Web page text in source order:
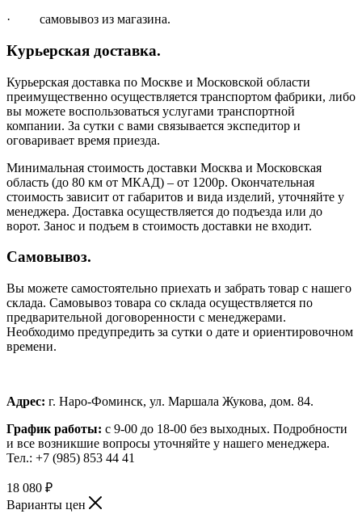
· самовывоз из магазина.
Курьерская доставка.
Курьерская доставка по Москве и Московской области
преимущественно осуществляется транспортом фабрики, либо
вы можете воспользоваться услугами транспортной
компании. За сутки с вами связывается экспедитор и
оговаривает время приезда.
Минимальная стоимость доставки Москва и Московская
область (до 80 км от МКАД) – от 1200р. Окончательная
стоимость зависит от габаритов и вида изделий, уточняйте у
менеджера. Доставка осуществляется до подъезда или до
ворот. Занос и подъем в стоимость доставки не входит.
Самовывоз.
Вы можете самостоятельно приехать и забрать товар с нашего
склада. Самовывоз товара со склада осуществляется по
предварительной договоренности с менеджерами.
Необходимо предупредить за сутки о дате и ориентировочном
времени.
Адрес: г. Наро-Фоминск, ул. Маршала Жукова, дом. 84.
График работы: с 9-00 до 18-00 без выходных. Подробности
и все возникшие вопросы уточняйте у нашего менеджера.
Тел.: +7 (985) 853 44 41
18 080 ₽
Варианты цен